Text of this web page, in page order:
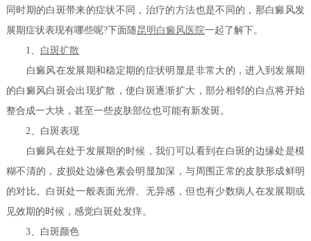
同时期的白斑带来的症状不同，治疗的方法也是不同的，那白癜风发
展期症状表现有哪些呢?下面随昆明白癜风医院一起了解下。
1、 白斑扩散
白癜风在发展期和稳定期的症状明显是非常大的，进入到发展期
的白癜风白斑会出现扩散，使白斑逐渐扩大，部分相邻的白点将开始
整合成一大块，甚至一些皮肤部位也可能有新发斑。
2、白斑表现
白癜风在处于发展期的时候，我们可以看到在白斑的边缘处是模
糊不清的，皮损处边缘色素会明显加深，与周围正常的皮肤形成鲜明
的对比。白斑处一般表面光滑、无异感，但也有少数病人在发展期或
见效期的时候，感觉白斑处发痒。
3、白斑颜色